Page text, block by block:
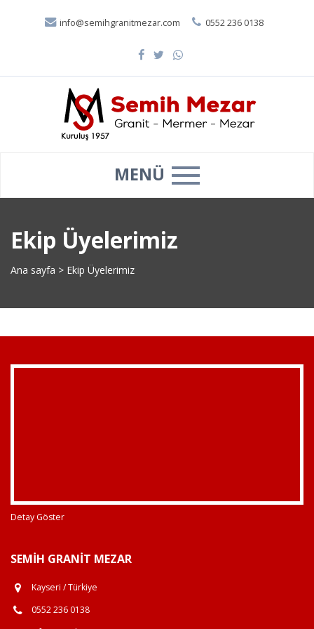
info@semihgranitmezar.com 0552 236 0138
MENÜ
Ekip Üyelerimiz
Ana sayfa > Ekip Üyelerimiz
Detay Göster
SEMIH GRANIT MEZAR
Kayseri / Türkiye
0552 236 0138